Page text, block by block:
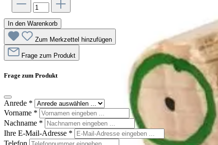
In den Warenkorb
Zum Merkzettel hinzufügen
Frage zum Produkt
Frage zum Produkt
Anrede *
Vorname *
Nachname *
Ihre E-Mail-Adresse *
Telefon